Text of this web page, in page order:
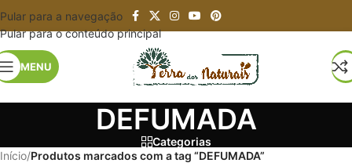
Pular para a navegação
Pular para o conteúdo principal
MENU
DEFUMADA
Categorias
Início/Produtos marcados com a tag “DEFUMADA”